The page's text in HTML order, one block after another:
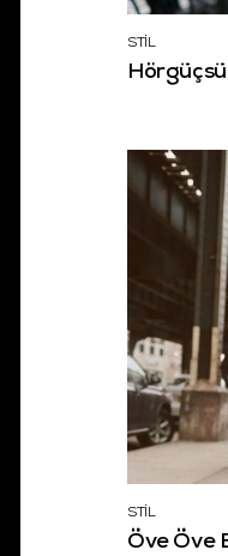
STİL
STİL
Öve Öve